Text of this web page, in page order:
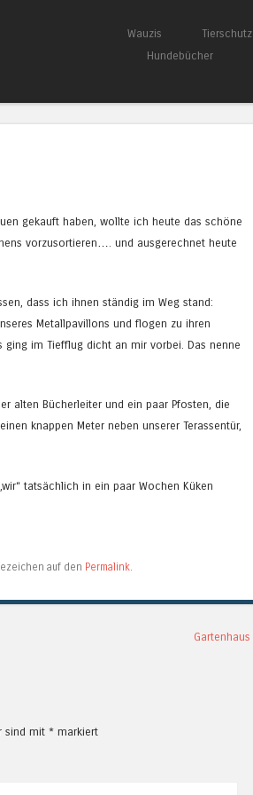
Menü
Springe zum Inhalt
Wauzis Tierschutz
Hundebücher
gekauft haben, wollte ich heute das schöne
vorzusortieren…. und ausgerechnet heute
dass ich ihnen ständig im Weg stand:
Metallpavillons und flogen zu ihren
im Tiefflug dicht an mir vorbei. Das nenne
alten Bücherleiter und ein paar Pfosten, die
knappen Meter neben unserer Terassentür,
tatsächlich in ein paar Wochen Küken
auf den Permalink
Gartenhaus
sind mit * markiert